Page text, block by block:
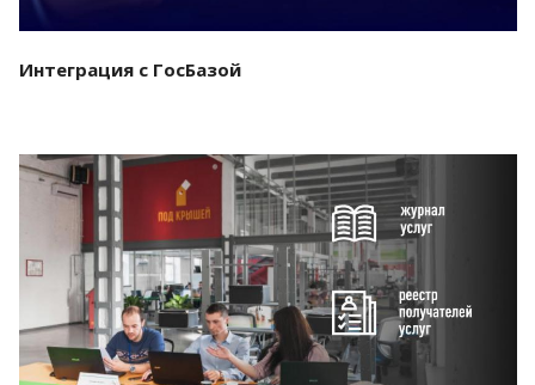
Интеграция с ГосБазой
Смотреть проект